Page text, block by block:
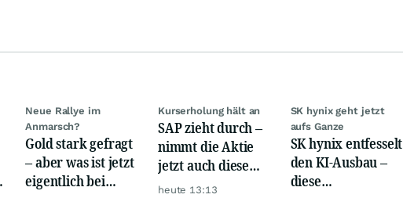
Neue Rallye im
Anmarsch?
Gold stark gefragt
– aber was ist jetzt
eigentlich bei
Kurserholung hält an
SAP zieht durch –
nimmt die Aktie
jetzt auch diese
Hürde?
heute 13:13
SK hynix geht jetzt
aufs Ganze
SK hynix entfesselt
den KI-Ausbau –
diese